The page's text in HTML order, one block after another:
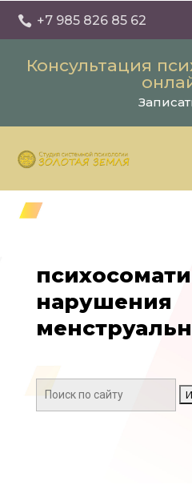
 +7 985 826 85 62
Консультация
нарушения
Поиск: